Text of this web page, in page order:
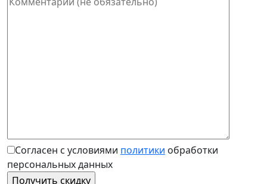
Согласен с условиями политики обработки
персональных данных